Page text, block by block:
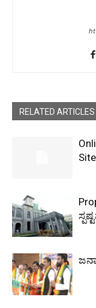
RELATED ARTICLES